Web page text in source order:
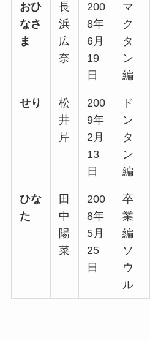
おひ
なさ
ま
長
浜
広
奈
200
8年
6月
19
日
マ
ク
タ
ン
編
せり
松
井
芹
200
9年
2月
13
日
ド
ン
タ
ン
編
ひな
た
田
中
陽
菜
200
8年
5月
25
日
卒
業
編
ソ
ウ
ル